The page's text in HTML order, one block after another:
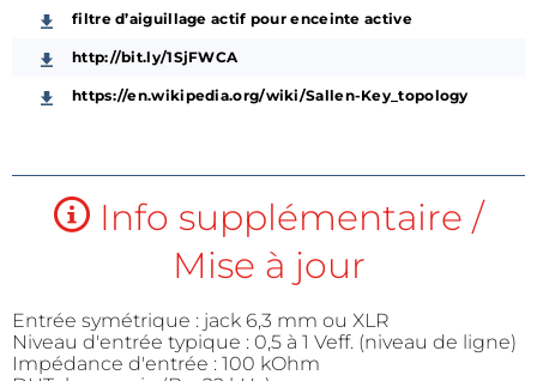
filtre d’aiguillage actif pour enceinte active
http://bit.ly/1SjFWCA
https://en.wikipedia.org/wiki/Sallen-Key_topology
Info supplémentaire /
Mise à jour
Entrée symétrique : jack 6,3 mm ou XLR
Niveau d'entrée typique : 0,5 à 1 Veff. (niveau de ligne)
Impédance d'entrée : 100 kOhm